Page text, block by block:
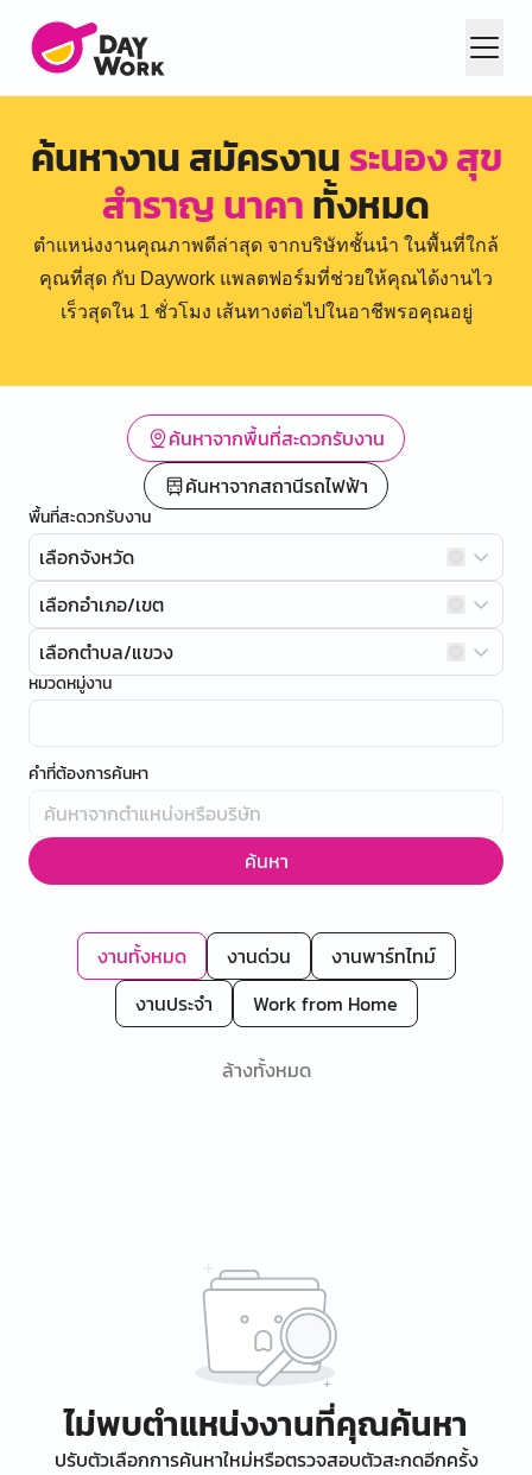
ค้นหางาน สมัครงานระนอง สุข
สำราญ นาคาทั้งหมด
ตำแหน่งงานคุณภาพดีล่าสุด จากบริษัทชั้นนำ ในพื้นที่ใกล้
คุณที่สุด กับ Daywork แพลตฟอร์มที่ช่วยให้คุณได้งานไว
เร็วสุดใน 1 ชั่วโมง เส้นทางต่อไปในอาชีพรอคุณอยู่
ค้นหาจากพื้นที่สะดวกรับงาน
ค้นหาจากสถานีรถไฟฟ้า
พื้นที่สะดวกรับงาน
เลือกจังหวัด
เลือกอำเภอ/เขต
เลือกตำบล/แขวง
หมวดหมู่งาน
คำที่ต้องการค้นหา
ค้นหา
งานทั้งหมด งานด่วน
งานพาร์ทไทม์
งานประจำ
Work from Home
ล้างทั้งหมด
ไม่พบตำแหน่งงานที่คุณค้นหา
ปรับตัวเลือกการค้นหาใหม่หรือตรวจสอบตัวสะกดอีกครั้ง